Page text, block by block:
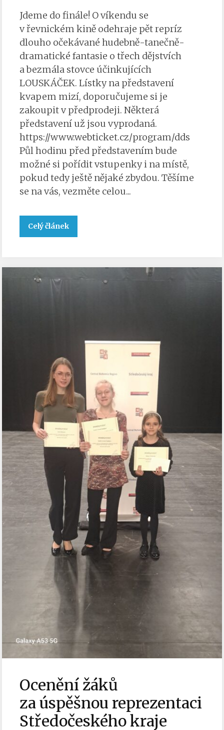
Jdeme do finále! O víkendu se
v řevnickém kině odehraje pět repríz
dlouho očekávané hudebně-tanečně-
dramatické fantasie o třech dějstvích
a bezmála stovce účinkujících
LOUSKÁČEK. Lístky na představení
kvapem mizí, doporučujeme si je
zakoupit v předprodeji. Některá
představení už jsou vyprodaná.
https://www.webticket.cz/program/dds
Půl hodinu před představením bude
možné si pořídit vstupenky i na místě,
pokud tedy ještě nějaké zbydou. Těšíme
se na vás, vezměte celou...
Celý článek
Ocenění žáků
za úspěšnou reprezentaci
Středočeského kraje